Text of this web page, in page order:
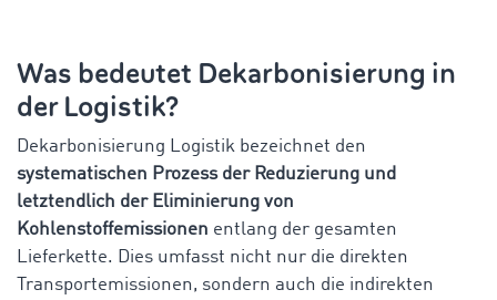
Was bedeutet Dekarbonisierung in
der Logistik?
Dekarbonisierung Logistik bezeichnet den
systematischen Prozess der Reduzierung und
letztendlich der Eliminierung von
Kohlenstoffemissionen entlang der gesamten
Lieferkette. Dies umfasst nicht nur die direkten
Transportemissionen, sondern auch die indirekten